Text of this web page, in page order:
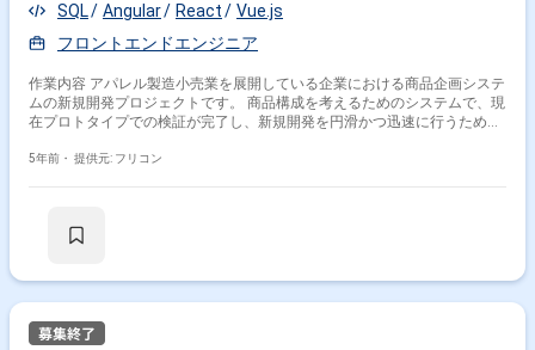
SQL
Angular React
Vue.js
フロントエンドエンジニア
作業内容 アパレル製造小売業を展開している企業における商品企画システ
ムの新規開発プロジェクトです。 商品構成を考えるためのシステムで、現
在プロトタイプでの検証が完了し、新規開発を円滑かつ迅速に行うための
5年前・ 提供元: フリコン